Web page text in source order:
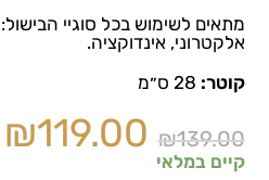
מתאים לשימוש בכל סוגיי
אלקטרוני, אינדוקציה.
קוטר:
₪139.00
₪119.00
קיים במלאי